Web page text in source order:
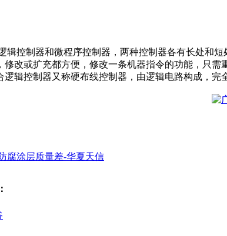
辑控制器和微程序控制器，两种控制器各有长处和
改或扩充都方便，修改一条机器指令的功能，只
辑控制器又称硬布线控制器，由逻辑电路构成，完
腐涂层质量差-华夏天信